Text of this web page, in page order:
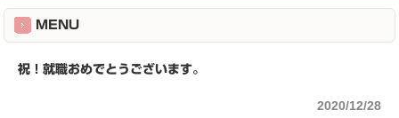
MENU
祝！就職おめでとうございます。
2020/12/28